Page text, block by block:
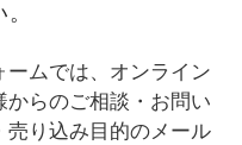
ームでは、オンライン
からのご相談・お問い
り込み目的のメール